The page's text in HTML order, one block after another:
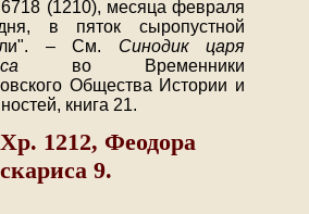
6718 (1210), месяца февраля
в пяток сыропустной
– См. Синодик царя
во Временники
Общества Истории и
книга 21.
1212, Феодора
9.